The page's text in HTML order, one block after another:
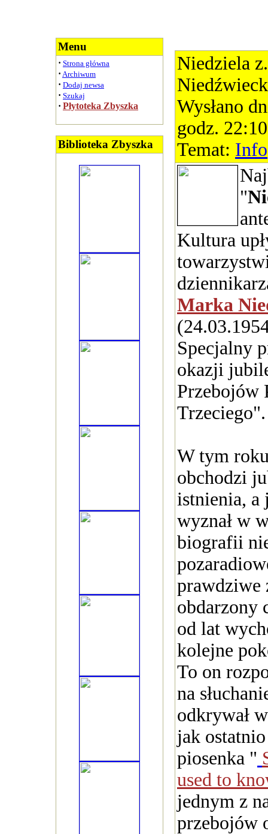
Menu
· Strona główna
· Archiwum
· Dodaj newsa
· Szukaj
· Płytoteka Zbyszka
Biblioteka Zbyszka
Niedziela
Wysłano
godz.
Temat: Info
"
Kultura
Marka
Specjalny
okazji
Przebojów
Trzeciego".
W tym
obchodzi
istnienia, a
wyznał w
biografii
prawdziwe
obdarzony
od lat
kolejne
To on
na
odkrywał
jak
piosenka "
used to
jednym z
przebojów